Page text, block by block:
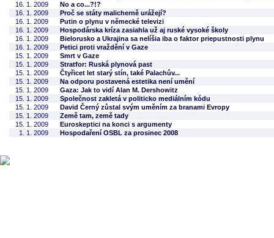
16. 1. 2009
No a co...?!?
16. 1. 2009
Proč se státy malicherně urážejí?
16. 1. 2009
Putin o plynu v německé televizi
16. 1. 2009
Hospodárska kríza zasiahla už aj ruské vysoké školy
16. 1. 2009
Bielorusko a Ukrajina sa nelíšia iba o faktor priepustnosti plynu
16. 1. 2009
Petici proti vraždění v Gaze
15. 1. 2009
Smrt v Gaze
15. 1. 2009
Stratfor: Ruská plynová past
15. 1. 2009
Čtyřicet let starý stín, také Palachův...
15. 1. 2009
Na odporu postavená estetika není umění
15. 1. 2009
Gaza: Jak to vidí Alan M. Dershowitz
15. 1. 2009
Společnost zakletá v politicko mediálním kódu
15. 1. 2009
David Černý zůstal svým uměním za branami Evropy
15. 1. 2009
Země tam, země tady
15. 1. 2009
Euroskeptici na konci s argumenty
1. 1. 2009
Hospodaření OSBL za prosinec 2008